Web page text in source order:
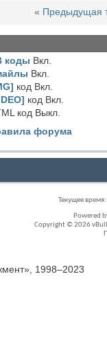
« Предыдущая
коды Вкл.
Вкл.
код Вкл.
код Вкл.
код Выкл.
форума
Текущее время:
Powered
Copyright © 2026
1998–2023